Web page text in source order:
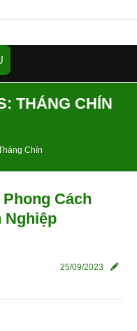
THÁNG CHÍN
Chín
Cách
Nghiệp
25/09/2023